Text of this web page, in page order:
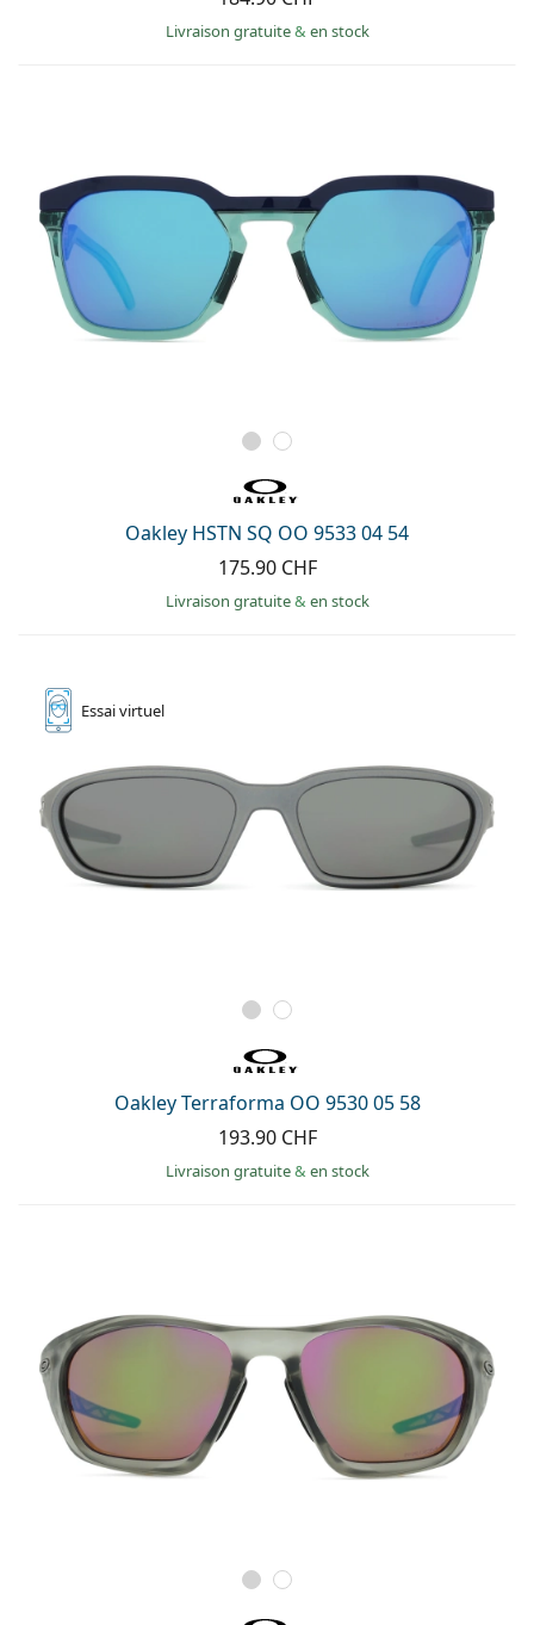
Livraison gratuite& en stock
Oakley HSTN SQ OO 9533 04 54
175.90 CHF
Livraison gratuite& en stock
Essaivirtuel
Oakley Terraforma OO 9530 05 58
193.90 CHF
Livraison gratuite& en stock